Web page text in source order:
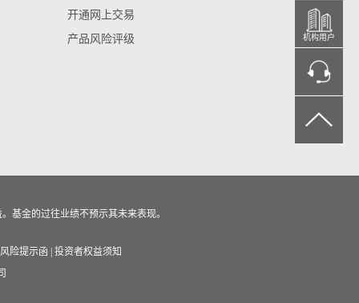
开通网上交易
产品风险评级
基金的过往业绩不预示其未来表现。
风险提示函
投资者权益须知
机构用户